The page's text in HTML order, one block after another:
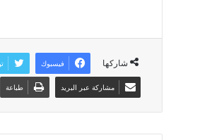
شاركها فيسبوك
مشاركة عبر البريد طباعة